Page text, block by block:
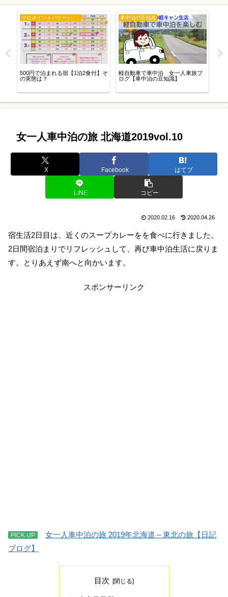
500円で泊まれる宿【1泊2食付】そ
の実態は？
車中泊の豆知識
軽自動車で車中泊 女一人車旅ブ
ログ【車中泊の豆知識】
女一人車中泊の旅 北海道2019vol.10
X Facebook はてブ
LINE コピー
2020.02.16 2020.04.26
宿生活2日目は、近くのスープカレーをを食べに行きました。
2日間宿泊まりでリフレッシュして、再び車中泊生活に戻りま
す。とりあえず南へと向かいます。
スポンサーリンク
PICK UP
女一人車中泊の旅 2019年北海道～東北の旅【日記
ブログ】
目次